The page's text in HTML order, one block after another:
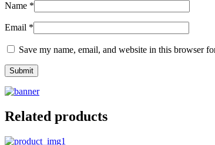
Name *
Email *
Save my name, email, and website in this browser
Related products